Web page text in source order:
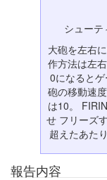
シューテ
大砲を左右
作方法は左
0になると
砲の移動速
は10。
せ フリーズ
超えたあた
報告内容